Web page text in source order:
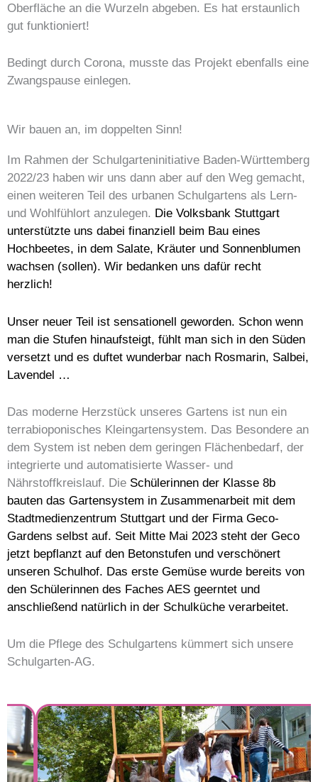
Oberfläche an die Wurzeln abgeben. Es hat erstaunlich
gut funktioniert!
Bedingt durch Corona, musste das Projekt ebenfalls eine
Zwangspause einlegen.
Wir bauen an, im doppelten Sinn!
Im Rahmen der Schulgarteninitiative Baden-Württemberg
2022/23 haben wir uns dann aber auf den Weg gemacht,
einen weiteren Teil des urbanen Schulgartens als Lern-
und Wohlfühlort anzulegen. Die Volksbank Stuttgart
unterstützte uns dabei finanziell beim Bau eines
Hochbeetes, in dem Salate, Kräuter und Sonnenblumen
wachsen (sollen). Wir bedanken uns dafür recht
herzlich!
Unser neuer Teil ist sensationell geworden. Schon wenn
man die Stufen hinaufsteigt, fühlt man sich in den Süden
versetzt und es duftet wunderbar nach Rosmarin, Salbei,
Lavendel …
Das moderne Herzstück unseres Gartens ist nun ein
terrabioponisches Kleingartensystem. Das Besondere an
dem System ist neben dem geringen Flächenbedarf, der
integrierte und automatisierte Wasser- und
Nährstoffkreislauf. Die Schülerinnen der Klasse 8b
bauten das Gartensystem in Zusammenarbeit mit dem
Stadtmedienzentrum Stuttgart und der Firma Geco-
Gardens selbst auf. Seit Mitte Mai 2023 steht der Geco
jetzt bepflanzt auf den Betonstufen und verschönert
unseren Schulhof. Das erste Gemüse wurde bereits von
den Schülerinnen des Faches AES geerntet und
anschließend natürlich in der Schulküche verarbeitet.
Um die Pflege des Schulgartens kümmert sich unsere
Schulgarten-AG.